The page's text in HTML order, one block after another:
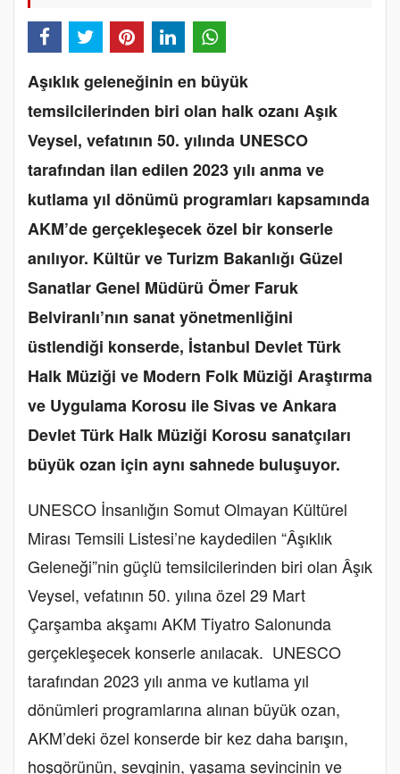
Aşıklık geleneğinin en büyük
temsilcilerinden biri olan halk ozanı Aşık
Veysel, vefatının 50. yılında UNESCO
tarafından ilan edilen 2023 yılı anma ve
kutlama yıl dönümü programları kapsamında
AKM’de gerçekleşecek özel bir konserle
anılıyor. Kültür ve Turizm Bakanlığı Güzel
Sanatlar Genel Müdürü Ömer Faruk
Belviranlı’nın sanat yönetmenliğini
üstlendiği konserde, İstanbul Devlet Türk
Halk Müziği ve Modern Folk Müziği Araştırma
ve Uygulama Korosu ile Sivas ve Ankara
Devlet Türk Halk Müziği Korosu sanatçıları
büyük ozan için aynı sahnede buluşuyor.
UNESCO İnsanlığın Somut Olmayan Kültürel
Mirası Temsili Listesi’ne kaydedilen “Âşıklık
Geleneği”nin güçlü temsilcilerinden biri olan Âşık
Veysel, vefatının 50. yılına özel 29 Mart
Çarşamba akşamı AKM Tiyatro Salonunda
gerçekleşecek konserle anılacak. UNESCO
tarafından 2023 yılı anma ve kutlama yıl
dönümleri programlarına alınan büyük ozan,
AKM’deki özel konserde bir kez daha barışın,
hoşgörünün, sevginin, yaşama sevincinin ve